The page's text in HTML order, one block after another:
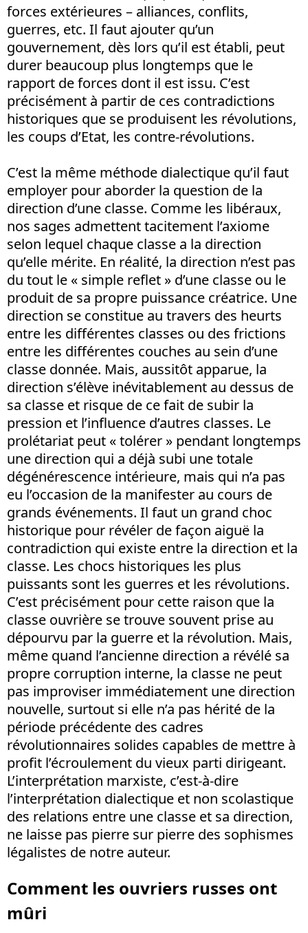
forces extérieures – alliances, conflits,
guerres, etc. Il faut ajouter qu’un
gouvernement, dès lors qu’il est établi, peut
durer beaucoup plus longtemps que le
rapport de forces dont il est issu. C’est
précisément à partir de ces contradictions
historiques que se produisent les révolutions,
les coups d’Etat, les contre-révolutions.
C’est la même méthode dialectique qu’il faut
employer pour aborder la question de la
direction d’une classe. Comme les libéraux,
nos sages admettent tacitement l’axiome
selon lequel chaque classe a la direction
qu’elle mérite. En réalité, la direction n’est pas
du tout le « simple reflet » d’une classe ou le
produit de sa propre puissance créatrice. Une
direction se constitue au travers des heurts
entre les différentes classes ou des frictions
entre les différentes couches au sein d’une
classe donnée. Mais, aussitôt apparue, la
direction s’élève inévitablement au dessus de
sa classe et risque de ce fait de subir la
pression et l’influence d’autres classes. Le
prolétariat peut « tolérer » pendant longtemps
une direction qui a déjà subi une totale
dégénérescence intérieure, mais qui n’a pas
eu l’occasion de la manifester au cours de
grands événements. Il faut un grand choc
historique pour révéler de façon aiguë la
contradiction qui existe entre la direction et la
classe. Les chocs historiques les plus
puissants sont les guerres et les révolutions.
C’est précisément pour cette raison que la
classe ouvrière se trouve souvent prise au
dépourvu par la guerre et la révolution. Mais,
même quand l’ancienne direction a révélé sa
propre corruption interne, la classe ne peut
pas improviser immédiatement une direction
nouvelle, surtout si elle n’a pas hérité de la
période précédente des cadres
révolutionnaires solides capables de mettre à
profit l’écroulement du vieux parti dirigeant.
L’interprétation marxiste, c’est-à-dire
l’interprétation dialectique et non scolastique
des relations entre une classe et sa direction,
ne laisse pas pierre sur pierre des sophismes
légalistes de notre auteur.
Comment les ouvriers russes ont
mûri